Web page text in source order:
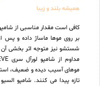
همیشه بلند و زیبا
کافی است مقدار مناسبی از شامپو
بر روی موها ماساژ داده و پس
شستشو نیز متوجه اثر بخشی آن
موهای آسیب دیده و ضعیف،
تازه پیدا می کنند. شامپو